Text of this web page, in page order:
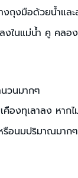
งถุงมือด้วยน้ำแล
ในแม่น้ำ คู คลอ
วนมากๆ
คืองทุเลาลง หา
นมปริมาณมาก